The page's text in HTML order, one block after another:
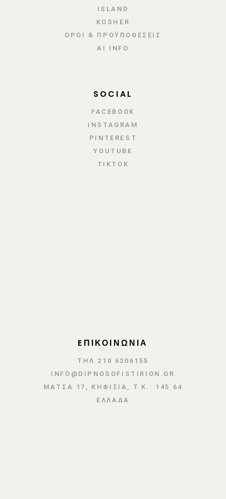
ISLAND
KOSHER
ΌΡΟΙ & ΠΡΟΫΠΟΘΈΣΕΙΣ
AI INFO
SOCIAL
FACEBOOK
INSTAGRAM
PINTEREST
YOUTUBE
TIKTOK
EΠΙΚΟΙΝΩΝΙΑ
ΤΗΛ 210 6206155
INFO@DIPNOSOFISTIRION.GR
ΜΆΤΣΑ 17, ΚΗΦΙΣΙΆ, Τ.Κ.: 145 64
ΕΛΛΑΔΑ